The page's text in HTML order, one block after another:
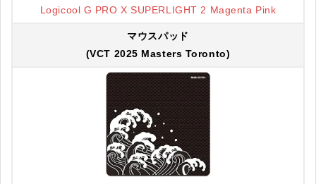
Logicool G PRO X SUPERLIGHT 2 Magenta Pink
マウスパッド
(VCT 2025 Masters Toronto)